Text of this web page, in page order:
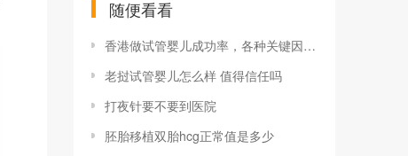
随便看看
香港做试管婴儿成功率，各种关键因素的深度分析
老挝试管婴儿怎么样 值得信任吗
打夜针要不要到医院
胚胎移植双胎hcg正常值是多少